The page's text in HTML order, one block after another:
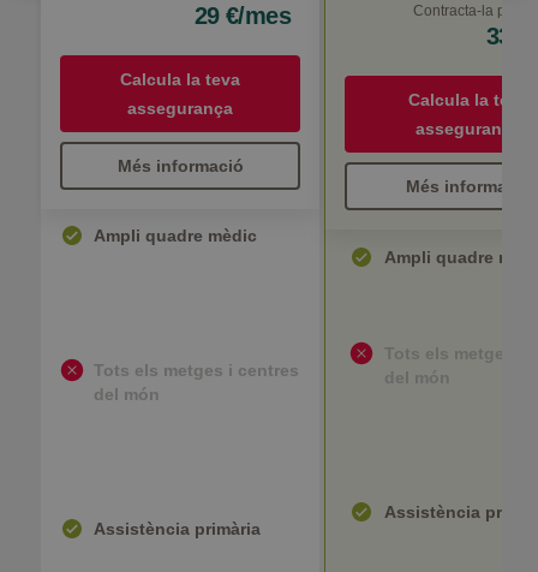
29 €/mes
Calcula la teva
assegurança
Més informació
Ampli quadre mèdic
Tots els metges i centres
del món
Assistència primària
Contracta-la per
33
Calcula la teva
assegurança
Més informació
Ampli quadre
Tots els metges i
del món
Assistència